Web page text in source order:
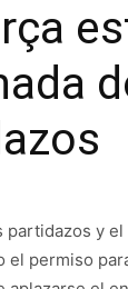
y
el permiso